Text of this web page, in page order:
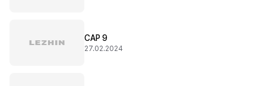
CAP 9
27.02.2024